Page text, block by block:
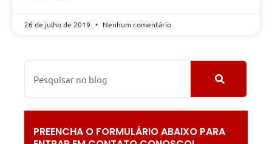
26 de julho de 2019 Nenhum comentário
PREENCHA O FORMULÁRIO ABAIXO PARA